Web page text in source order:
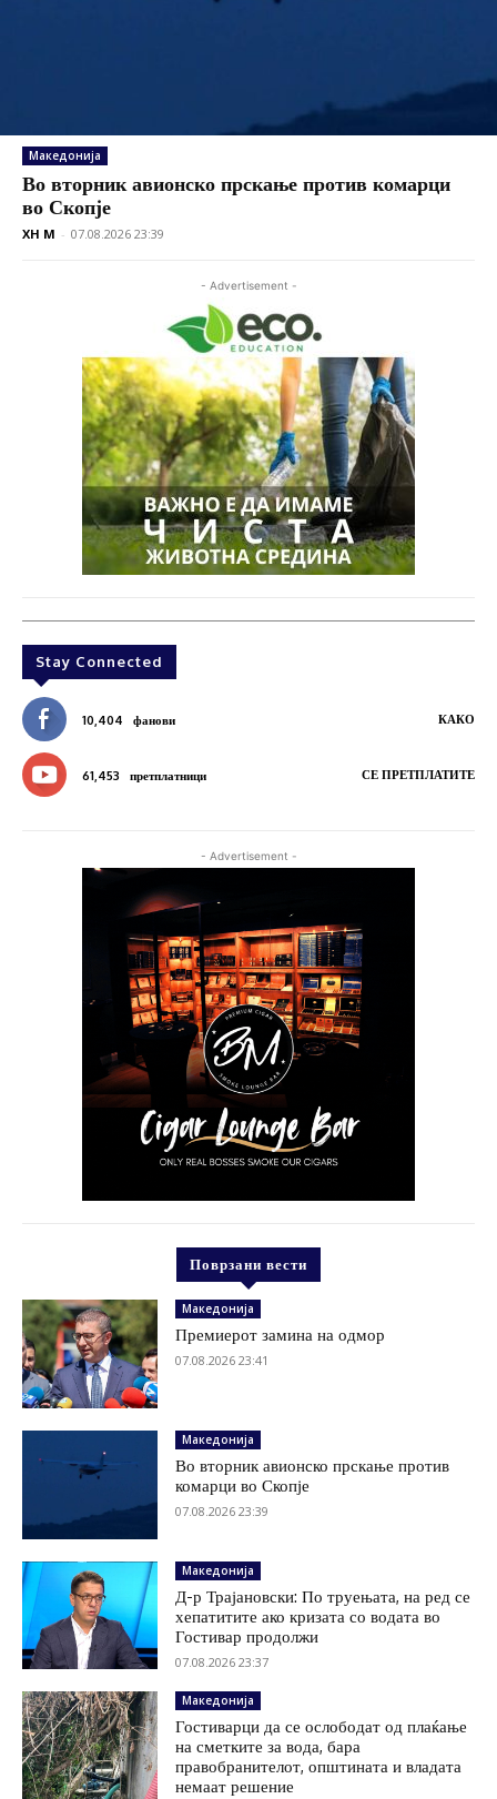
Македонија
Во вторник авионско прскање против комарци
во Скопје
XH M - 07.08.2026 23:39
- Advertisement -
Stay Connected
10,404 фанови КАКО
61,453 претплатници СЕ ПРЕТПЛАТИТЕ
- Advertisement -
Поврзани вести
Македонија
Премиерот замина на одмор
07.08.2026 23:41
Македонија
Во вторник авионско прскање против
комарци во Скопје
07.08.2026 23:39
Македонија
Д-р Трајановски: По труењата, на ред се
хепатитите ако кризата со водата во
Гостивар продолжи
07.08.2026 23:37
Македонија
Гостиварци да се ослободат од плаќање
на сметките за вода, бара
правобранителот, општината и владата
немаат решение